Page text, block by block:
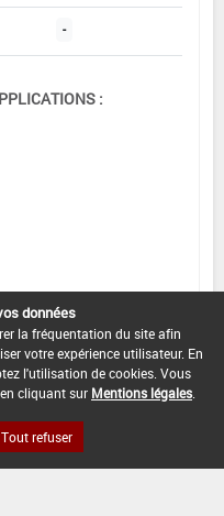
-
:
données
la fréquentation du site afin
votre expérience utilisateur. En
l'utilisation de cookies. Vous
cliquant sur Mentions légales
Tout refuser